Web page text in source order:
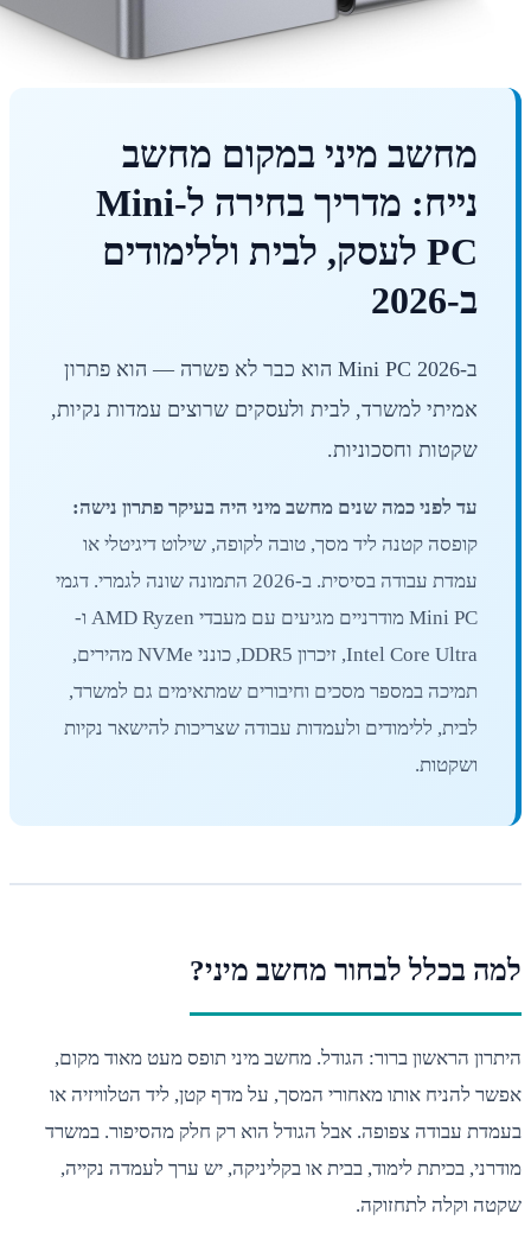
מחשב מיני במקום מחשב
נייח: מדריך בחירה ל-Mini
PC לעסק, לבית וללימודים
ב-2026 Mini PC הוא כבר לא פשרה — הוא פתרון
אמיתי למשרד, לבית ולעסקים שרוצים עמדות נקיות,
שקטות וחסכוניות.
עד לפני כמה שנים מחשב מיני היה בעיקר פתרון נישה:
קופסה קטנה ליד מסך, טובה לקופה, שילוט דיגיטלי או
עמדת עבודה בסיסית. ב-2026 התמונה שונה לגמרי. דגמי
Mini PC מודרניים מגיעים עם מעבדי AMD Ryzen ו-
Intel Core Ultra, זיכרון DDR5, כונני NVMe מהירים,
תמיכה במספר מסכים וחיבורים שמתאימים גם למשרד,
לבית, ללימודים ולעמדות עבודה שצריכות להישאר נקיות
ושקטות.
בכלל לבחור מחשב מיני?
הראשון ברור: הגודל. מחשב מיני תופס מעט מאוד מקום,
להניח אותו מאחורי המסך, על מדף קטן, ליד הטלוויזיה או
עבודה צפופה. אבל הגודל הוא רק חלק מהסיפור. במשרד
בכיתת לימוד, בבית או בקליניקה, יש ערך לעמדה נקייה,
וקלה לתחזוקה.